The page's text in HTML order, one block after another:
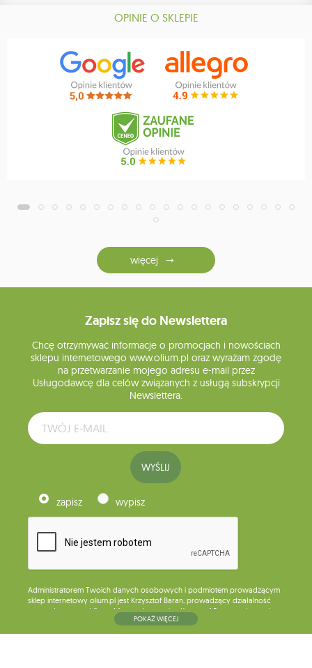
OPINIE O SKLEPIE
więcej
Zapisz się do Newslettera
Chcę otrzymywać informacje o promocjach i nowościach
sklepu internetowego www.olium.pl oraz wyrażam zgodę
na przetwarzanie mojego adresu e-mail przez
Usługodawcę dla celów związanych z usługą subskrypcji
Newslettera.
WYŚLIJ
zapisz wypisz
Administratorem Twoich danych osobowych i podmiotem prowadzącym
sklep internetowy olium.pl jest Krzysztof Baran, prowadzący działalność
gospodarczą pod firmą: Mouton Interactive Krzysztof Baran wpisaną do
Centralnej Ewidencji i Informacji o Działalności Gospodarczej, adres
głównego miejsca wykonywania działalności w Siedlcach, ul. Starowiejska
POKAŻ WIĘCEJ